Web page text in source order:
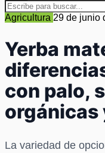
Agricultura 29 de junio
Yerba
con palo,
orgánicas
La variedad de